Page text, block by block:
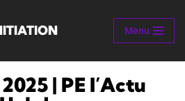
Menu
| PE l’Actu